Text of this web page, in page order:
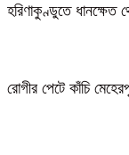
হরিণাকুণ্ডুতে ধানক্ষেত
রোগীর পেটে কাঁচি